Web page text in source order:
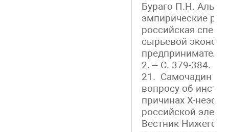
Бураго П.Н.
эмпирические
российская
сырьевой
2. – С. 379-384.
21. Самочадин
вопросу об
причинах Х-
российской
Вестник